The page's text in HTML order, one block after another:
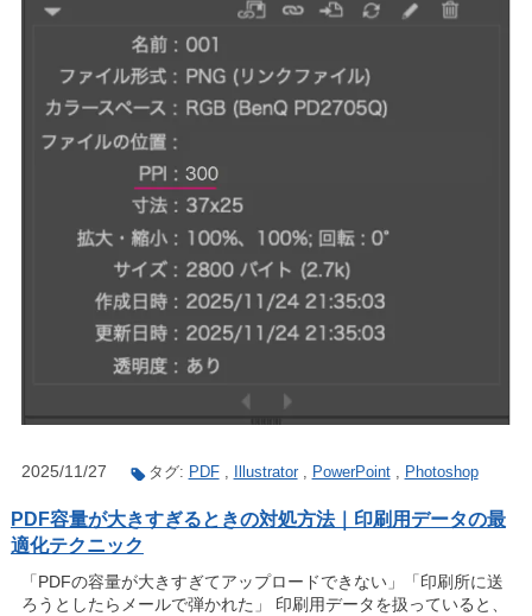
2025/11/27 タグ: PDF, Illustrator, PowerPoint, Photoshop
PDF容量が大きすぎるときの対処方法｜印刷用データの最
適化テクニック
「PDFの容量が大きすぎてアップロードできない」「印刷所に送
ろうとしたらメールで弾かれた」 印刷用データを扱っていると、